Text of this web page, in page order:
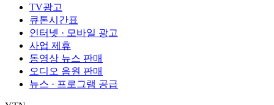
TV광고
큐톤시간표
인터넷 · 모바일 광고
사업 제휴
동영상 뉴스 판매
오디오 음원 판매
뉴스 · 프로그램 공급